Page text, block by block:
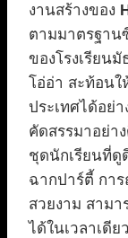
งานสร้างของ
ตามมาตรฐาน
ของโรงเรียน
โอ่อ่า สะท้อนใ
ประเทศได้อย่
คัดสรรมาอย่า
ชุดนักเรียนที่ดู
ฉากปาร์ตี้ กา
สวยงาม สาม
ได้ในเวลาเดี